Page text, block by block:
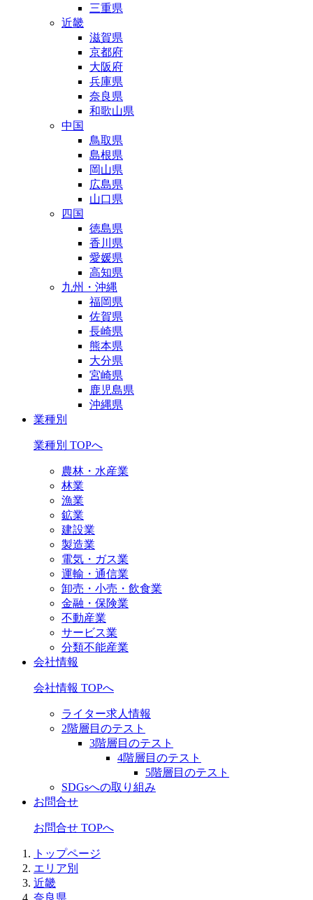
三重県
近畿
滋賀県
京都府
大阪府
兵庫県
奈良県
和歌山県
中国
鳥取県
島根県
岡山県
広島県
山口県
四国
徳島県
香川県
愛媛県
高知県
九州・沖縄
福岡県
佐賀県
長崎県
熊本県
大分県
宮崎県
鹿児島県
沖縄県
業種別
業種別 TOPへ
農林・水産業
林業
漁業
鉱業
建設業
製造業
電気・ガス業
運輸・通信業
卸売・小売・飲食業
金融・保険業
不動産業
サービス業
分類不能産業
会社情報
会社情報 TOPへ
ライター求人情報
2階層目のテスト
3階層目のテスト
4階層目のテスト
5階層目のテスト
SDGsへの取り組み
お問合せ
お問合せ TOPへ
トップページ
エリア別
近畿
奈良県